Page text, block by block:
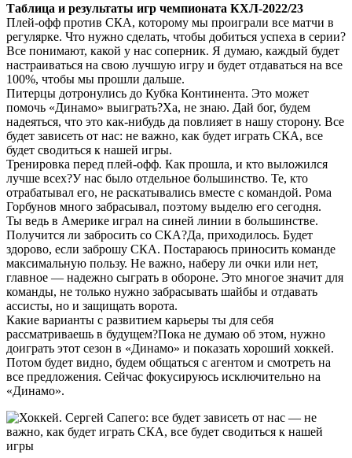
Таблица и результаты игр чемпионата КХЛ-2022/23
Плей-офф против СКА, которому мы проиграли все матчи в
регулярке. Что нужно сделать, чтобы добиться успеха в серии?
Все понимают, какой у нас соперник. Я думаю, каждый будет
настраиваться на свою лучшую игру и будет отдаваться на все
100%, чтобы мы прошли дальше.
Питерцы дотронулись до Кубка Континента. Это может
помочь «Динамо» выиграть?Ха, не знаю. Дай бог, будем
надеяться, что это как-нибудь да повлияет в нашу сторону. Все
будет зависеть от нас: не важно, как будет играть СКА, все
будет сводиться к нашей игры.
Тренировка перед плей-офф. Как прошла, и кто выложился
лучше всех?У нас было отдельное большинство. Те, кто
отрабатывал его, не раскатывались вместе с командой. Рома
Горбунов много забрасывал, поэтому выделю его сегодня.
Ты ведь в Америке играл на синей линии в большинстве.
Получится ли забросить со СКА?Да, приходилось. Будет
здорово, если заброшу СКА. Постараюсь приносить команде
максимальную пользу. Не важно, наберу ли очки или нет,
главное — надежно сыграть в обороне. Это многое значит для
команды, не только нужно забрасывать шайбы и отдавать
ассисты, но и защищать ворота.
Какие варианты с развитием карьеры ты для себя
рассматриваешь в будущем?Пока не думаю об этом, нужно
доиграть этот сезон в «Динамо» и показать хороший хоккей.
Потом будет видно, будем общаться с агентом и смотреть на
все предложения. Сейчас фокусируюсь исключительно на
«Динамо».